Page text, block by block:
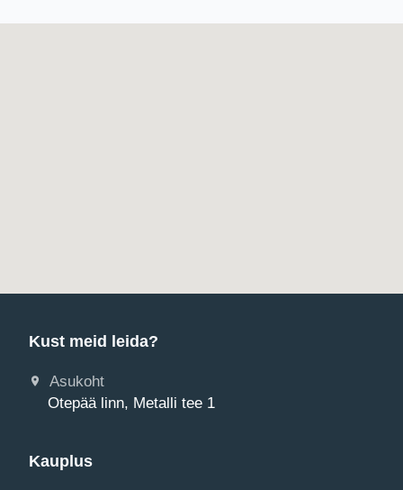
Kust meid leida?
Asukoht
Otepää linn, Metalli tee 1
Kauplus